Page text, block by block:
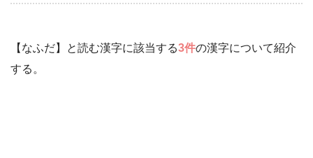
【なふだ】と読む漢字に該当する3件の漢字について紹介
する。